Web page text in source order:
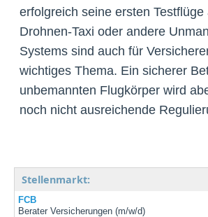
erfolgreich seine ersten
Drohnen-Taxi oder andere
Systems sind auch für
wichtiges Thema. Ein sicherer
unbemannten Flugkörper wird
noch nicht ausreichende
Stellenmarkt:
FCB
Berater Versicherungen (m/w/d)